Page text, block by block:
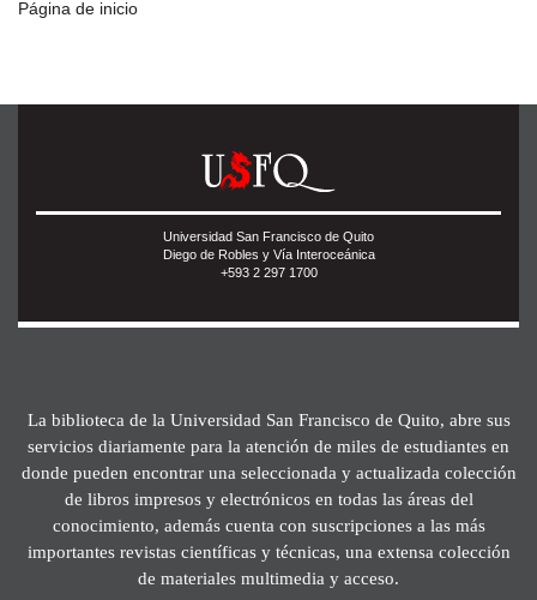
Página de inicio
Universidad San Francisco de Quito
Diego de Robles y Vía Interoceánica
+593 2 297 1700
La biblioteca de la Universidad San Francisco de Quito, abre sus
servicios diariamente para la atención de miles de estudiantes en
donde pueden encontrar una seleccionada y actualizada colección
de libros impresos y electrónicos en todas las áreas del
conocimiento, además cuenta con suscripciones a las más
importantes revistas científicas y técnicas, una extensa colección
de materiales multimedia y acceso.